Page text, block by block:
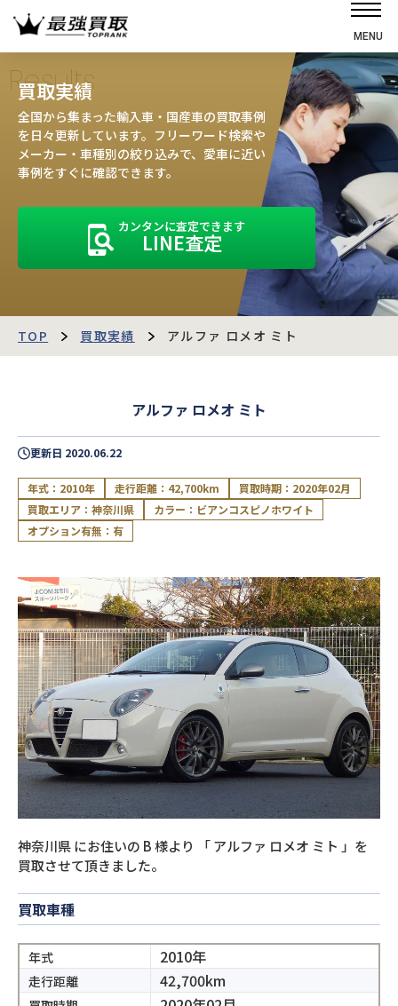
MENU
選ばれる理由
高価買取の仕組み
売却の流れ
お客様の声
運営会社
最強買取マガジン
閉じる
Results
買取実績
全国から集まった輸入車・国産車の買取事例
を日々更新しています。フリーワード検索や
メーカー・車種別の絞り込みで、愛車に近い
事例をすぐに確認できます。
カンタンに査定できます
LINE査定
TOP 買取実績 アルファ ロメオ ミト
アルファ ロメオ ミト
更新日 2020.06.22
年式：2010年 走行距離：42,700km
買取時期：2020年02月
買取エリア：神奈川県
カラー：ビアンコスピノホワイト
オプション有無：有
神奈川県にお住いの B様より 「アルファ ロメオ ミト 」を
買取させて頂きました。
買取車種
年式 2010年
走行距離 42,700km